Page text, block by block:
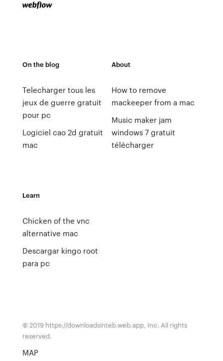
On the blog
Telecharger tous les
jeux de guerre gratuit
pour pc
Logiciel cao 2d gratuit
mac
About
How to remove
mackeeper from a mac
Music maker jam
windows 7 gratuit
télécharger
Learn
Chicken of the vnc
alternative mac
Descargar kingo root
para pc
© 2019 https://downloadsinteb.web.app, Inc. All rights
reserved.
MAP